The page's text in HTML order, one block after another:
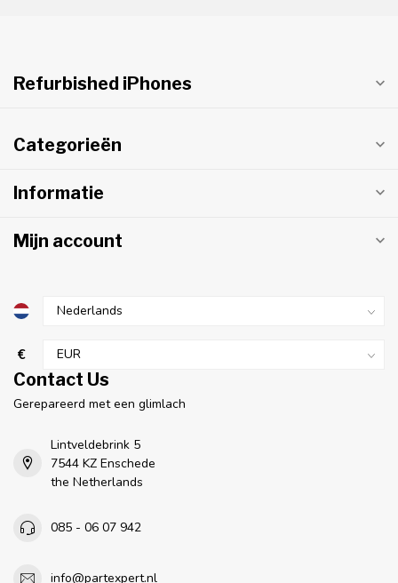
Refurbished iPhones
Categorieën
Informatie
Mijn account
€
Contact Us
Gerepareerd met een glimlach
Lintveldebrink 5
7544 KZ Enschede
the Netherlands
085 - 06 07 942
info@partexpert.nl